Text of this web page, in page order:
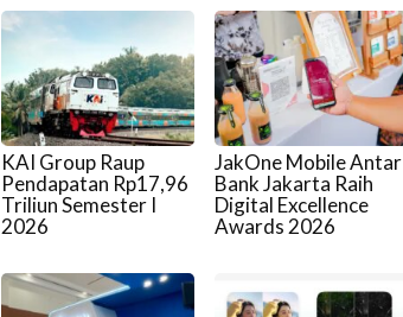
KAI Group Raup
Pendapatan Rp17,96
Triliun Semester I
2026
JakOne Mobile Antar
Bank Jakarta Raih
Digital Excellence
Awards 2026